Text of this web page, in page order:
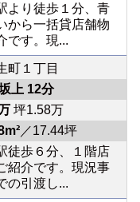
より徒歩１分、青
から一括貸店舗物
です。現...
町１丁目
上 12分
坪1.58万
／17.44坪
徒歩６分、１階店
紹介です。現況事
の引渡し...